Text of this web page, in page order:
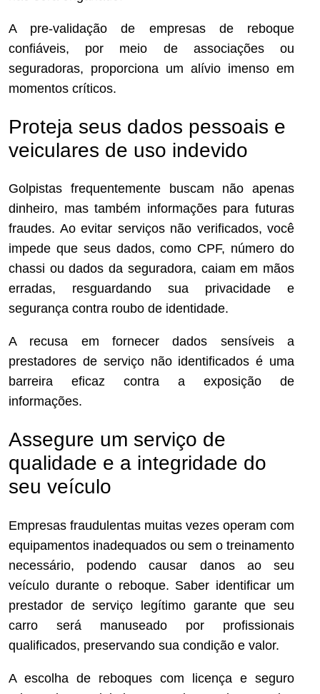
A pre-validação de empresas de reboque
confiáveis, por meio de associações ou
seguradoras, proporciona um alívio imenso em
momentos críticos.
Proteja seus dados pessoais e
veiculares de uso indevido
Golpistas frequentemente buscam não apenas
dinheiro, mas também informações para futuras
fraudes. Ao evitar serviços não verificados, você
impede que seus dados, como CPF, número do
chassi ou dados da seguradora, caiam em mãos
erradas, resguardando sua privacidade e
segurança contra roubo de identidade.
A recusa em fornecer dados sensíveis a
prestadores de serviço não identificados é uma
barreira eficaz contra a exposição de
informações.
Assegure um serviço de
qualidade e a integridade do
seu veículo
Empresas fraudulentas muitas vezes operam com
equipamentos inadequados ou sem o treinamento
necessário, podendo causar danos ao seu
veículo durante o reboque. Saber identificar um
prestador de serviço legítimo garante que seu
carro será manuseado por profissionais
qualificados, preservando sua condição e valor.
A escolha de reboques com licença e seguro